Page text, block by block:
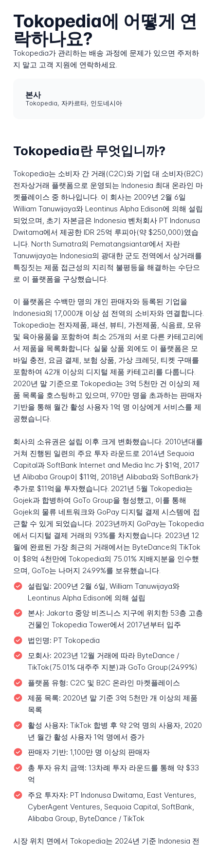
Tokopedia에 어떻게 연
락하나요?
Tokopedia가 관리하는 배송 과정에 문제가 있으면 주저하
지 말고 고객 지원에 연락하세요.
본사
Tokopedia, 자카르타, 인도네시아
Tokopedia란 무엇입니까?
Tokopedia는 소비자 간 거래(C2C)와 기업 대 소비자(B2C)
전자상거래 플랫폼으로 운영되는 Indonesia 최대 온라인 마
켓플레이스 중 하나입니다. 이 회사는 2009년 2월 6일
William Tanuwijaya와 Leontinus Alpha Edison에 의해 설립
되었으며, 초기 자본금은 Indonesia 벤처회사 PT Indonusa
Dwitama에서 제공한 IDR 25억 루피아(약 $250,000)였습
니다. North Sumatra의 Pematangsiantar에서 자란
Tanuwijaya는 Indonesia의 광대한 군도 전역에서 상거래를
특징짓는 제품 접근성의 지리적 불평등을 해결하는 수단으
로 이 플랫폼을 구상했습니다.
이 플랫폼은 수백만 명의 개인 판매자와 등록된 기업을
Indonesia의 17,000개 이상 섬 전역의 소비자와 연결합니다.
Tokopedia는 전자제품, 패션, 뷰티, 가전제품, 식음료, 모유
및 육아용품을 포함하여 최소 25개의 서로 다른 카테고리에
서 제품을 목록화합니다. 실물 상품 외에도 이 플랫폼은 모
바일 충전, 요금 결제, 보험 상품, 가상 크레딧, 티켓 구매를
포함하여 42개 이상의 디지털 제품 카테고리를 다룹니다.
2020년 말 기준으로 Tokopedia는 3억 5천만 건 이상의 제
품 목록을 호스팅하고 있으며, 970만 명을 초과하는 판매자
기반을 통해 월간 활성 사용자 1억 명 이상에게 서비스를 제
공했습니다.
회사의 소유권은 설립 이후 크게 변화했습니다. 2010년대를
거쳐 진행된 일련의 주요 투자 라운드로 2014년 Sequoia
Capital과 SoftBank Internet and Media Inc.가 $1억, 2017
년 Alibaba Group이 $11억, 2018년 Alibaba와 SoftBank가
추가로 $11억을 투자했습니다. 2021년 5월 Tokopedia는
Gojek과 합병하여 GoTo Group을 형성했고, 이를 통해
Gojek의 물류 네트워크와 GoPay 디지털 결제 시스템에 접
근할 수 있게 되었습니다. 2023년까지 GoPay는 Tokopedia
에서 디지털 결제 거래의 93%를 차지했습니다. 2023년 12
월에 완료된 가장 최근의 거래에서는 ByteDance의 TikTok
이 $8억 4천만에 Tokopedia의 75.01% 지배지분을 인수했
으며, GoTo는 나머지 24.99%를 보유했습니다.
설립일: 2009년 2월 6일, William Tanuwijaya와
Leontinus Alpha Edison에 의해 설립
본사: Jakarta 중앙 비즈니스 지구에 위치한 53층 고층
건물인 Tokopedia Tower에서 2017년부터 입주
법인명: PT Tokopedia
모회사: 2023년 12월 거래에 따라 ByteDance /
TikTok(75.01% 대주주 지분)과 GoTo Group(24.99%)
플랫폼 유형: C2C 및 B2C 온라인 마켓플레이스
제품 목록: 2020년 말 기준 3억 5천만 개 이상의 제품
목록
활성 사용자: TikTok 합병 후 약 2억 명의 사용자, 2020
년 월간 활성 사용자 1억 명에서 증가
판매자 기반: 1,100만 명 이상의 판매자
총 투자 유치 금액: 13차례 투자 라운드를 통해 약 $33
억
주요 투자자: PT Indonusa Dwitama, East Ventures,
CyberAgent Ventures, Sequoia Capital, SoftBank,
Alibaba Group, ByteDance / TikTok
시장 위치 면에서 Tokopedia는 2024년 기준 Indonesia 전